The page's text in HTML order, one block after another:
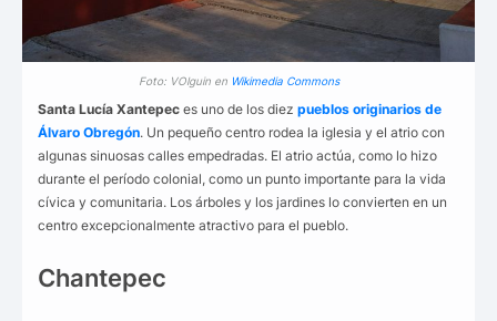
Foto: VOlguin en Wikimedia Commons
Santa Lucía Xantepec es uno de los diez pueblos originarios de
Álvaro Obregón. Un pequeño centro rodea la iglesia y el atrio con
algunas sinuosas calles empedradas. El atrio actúa, como lo hizo
durante el período colonial, como un punto importante para la vida
cívica y comunitaria. Los árboles y los jardines lo convierten en un
centro excepcionalmente atractivo para el pueblo.
Chantepec